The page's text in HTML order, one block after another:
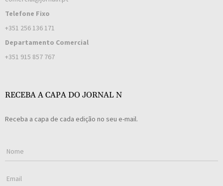
Telefone Fixo
+351 256 136 171
Departamento Comercial
+351 915 857 767
RECEBA A CAPA DO JORNAL N
Receba a capa de cada edição no seu e-mail.